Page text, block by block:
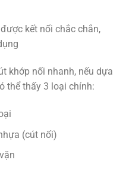
kết nối chắc chắn,
khớp nối nhanh, nếu dựa
thể thấy 3 loại chính:
(cút nối)